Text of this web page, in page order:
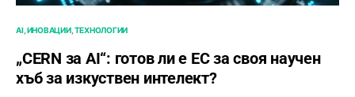
AI ИНОВАЦИИ ТЕХНОЛОГИИ
„CERN за AI“: готов ли е ЕС за своя научен
хъб за изкуствен интелект?